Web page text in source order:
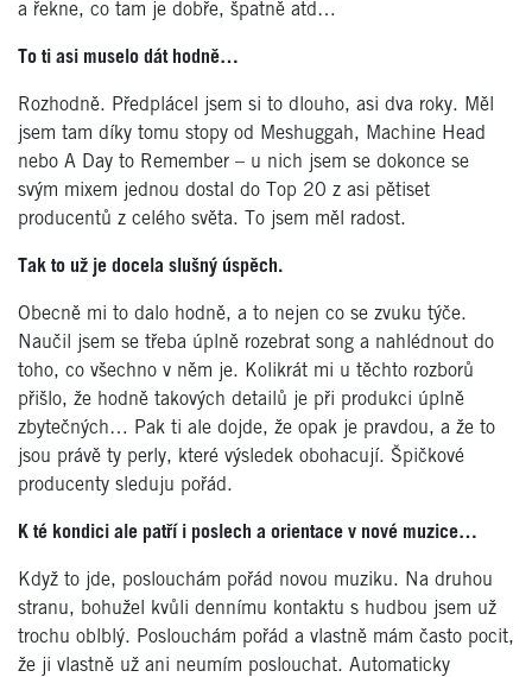
a řekne, co tam je dobře, špatně atd…
To ti asi muselo dát hodně…
Rozhodně. Předplácel jsem si to dlouho, asi dva roky. Měl
jsem tam díky tomu stopy od Meshuggah, Machine Head
nebo A Day to Remember – u nich jsem se dokonce se
svým mixem jednou dostal do Top 20 z asi pětiset
producentů z celého světa. To jsem měl radost.
Tak to už je docela slušný úspěch.
Obecně mi to dalo hodně, a to nejen co se zvuku týče.
Naučil jsem se třeba úplně rozebrat song a nahlédnout do
toho, co všechno v něm je. Kolikrát mi u těchto rozborů
přišlo, že hodně takových detailů je při produkci úplně
zbytečných… Pak ti ale dojde, že opak je pravdou, a že to
jsou právě ty perly, které výsledek obohacují. Špičkové
producenty sleduju pořád.
K té kondici ale patří i poslech a orientace v nové muzice…
Když to jde, poslouchám pořád novou muziku. Na druhou
stranu, bohužel kvůli dennímu kontaktu s hudbou jsem už
trochu oblblý. Poslouchám pořád a vlastně mám často pocit,
že ji vlastně už ani neumím poslouchat. Automaticky